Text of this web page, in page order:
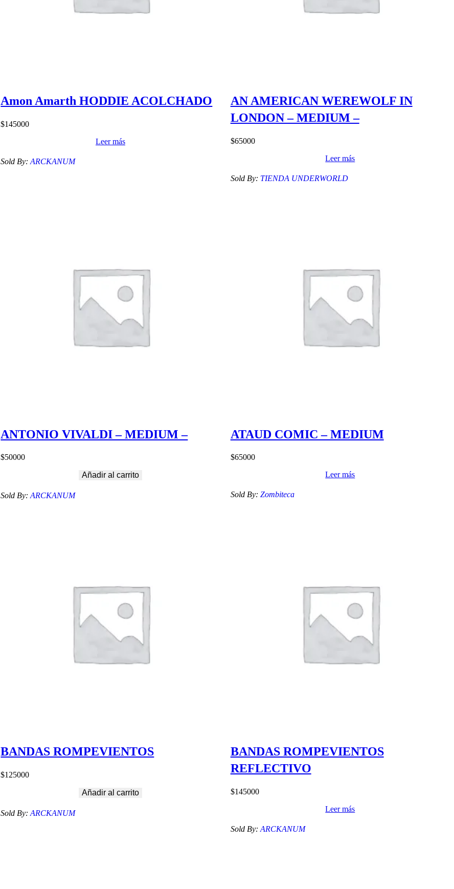
Amon Amarth HODDIE ACOLCHADO
$145000
Leer más
Sold By:ARCKANUM
AN AMERICAN WEREWOLF IN
LONDON – MEDIUM –
$65000
Leer más
Sold By: TIENDA UNDERWORLD
ANTONIO VIVALDI – MEDIUM –
$50000
Añadir al carrito
Sold By:ARCKANUM
ATAUD COMIC – MEDIUM
$65000
Leer más
Sold By: Zombiteca
BANDAS ROMPEVIENTOS
$125000
Añadir al carrito
Sold By:ARCKANUM
BANDAS ROMPEVIENTOS
REFLECTIVO
$145000
Leer más
Sold By: ARCKANUM